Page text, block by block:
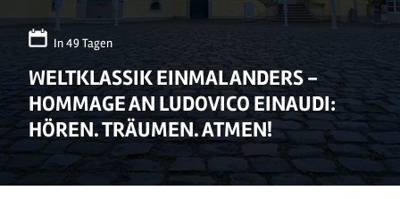
In 49 Tagen
WELTKLASSIK EINMAL ANDERS -
HOMMAGE AN LUDOVICO EINAUDI:
HÖREN. TRÄUMEN. ATMEN!